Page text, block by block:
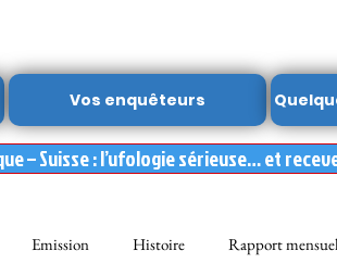
Vos enquêteurs
– Suisse : l’ufologie sérieuse… et
Emission Histoire Rapport mensuel